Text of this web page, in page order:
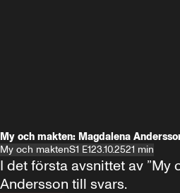
My och makten: Magdalena
My och maktenS1 E123.10.2521 min
I det första avsnittet av
Andersson till svars.